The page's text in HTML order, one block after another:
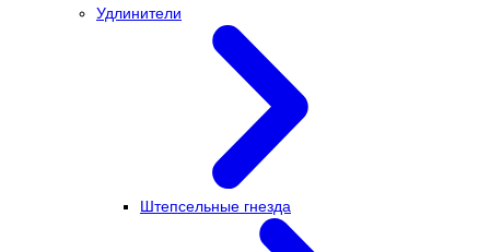
Удлинители
Штепсельные гнезда